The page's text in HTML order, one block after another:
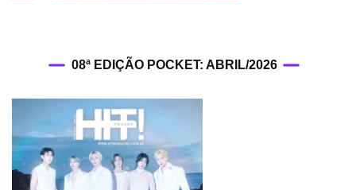
08ª EDIÇÃO POCKET: ABRIL/2026